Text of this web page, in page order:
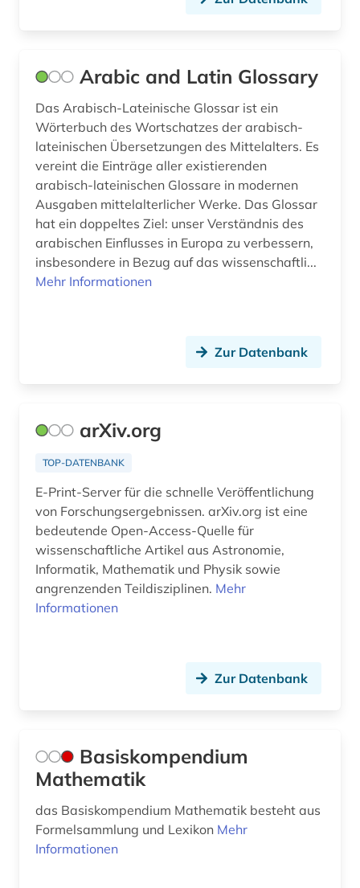
preprint (1)
quelle (2)
recht (1)
repository (1)
schule (1)
schätztheorie (1)
schätzverfahren (1)
sozial- und geisteswissenschaften (1)
stochastik (2)
stochastischer prozess (1)
suchmaschine (1)
tabelle (1)
technik (16)
technikgeschichte (3)
umwelt (2)
unterichtsmedien (1)
unterricht (2)
Arabic and Latin Glossary
Das Arabisch-Lateinische Glossar ist ein
Wörterbuch des Wortschatzes der arabisch-
lateinischen Übersetzungen des Mittelalters. Es
vereint die Einträge aller existierenden
arabisch-lateinischen Glossare in modernen
Ausgaben mittelalterlicher Werke. Das Glossar
hat ein doppeltes Ziel: unser Verständnis des
arabischen Einflusses in Europa zu verbessern,
insbesondere in Bezug auf das wissenschaftli...
Mehr Informationen
Zur Datenbank
arXiv.org
TOP-DATENBANK
E-Print-Server für die schnelle Veröffentlichung
von Forschungsergebnissen. arXiv.org ist eine
bedeutende Open-Access-Quelle für
wissenschaftliche Artikel aus Astronomie,
Informatik, Mathematik und Physik sowie
angrenzenden Teildisziplinen. Mehr
Informationen
Zur Datenbank
Basiskompendium
Mathematik
das Basiskompendium Mathematik besteht aus
Formelsammlung und Lexikon Mehr
Informationen